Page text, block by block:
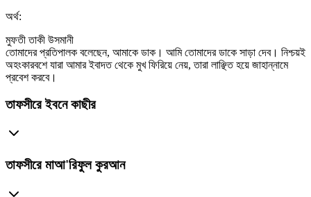
অর্থ:
মুফতী তাকী উসমানী
তোমাদের প্রতিপালক বলেছেন, আমাকে ডাক। আমি তোমাদের ডাকে সাড়া দেব। নিশ্চয়ই
অহংকারবশে যারা আমার ইবাদত থেকে মুখ ফিরিয়ে নেয়, তারা লাঞ্ছিত হয়ে জাহান্নামে
প্রবেশ করবে।
তাফসীরে ইবনে কাছীর
তাফসীরে মাআ'রিফুল কুরআন